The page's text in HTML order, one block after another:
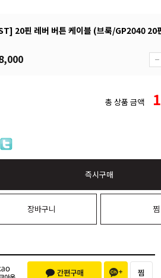
20핀 레버 버튼 케이블 (브룩/GP2040 20
총 상품 금액
즉시구매
장바구니 찜